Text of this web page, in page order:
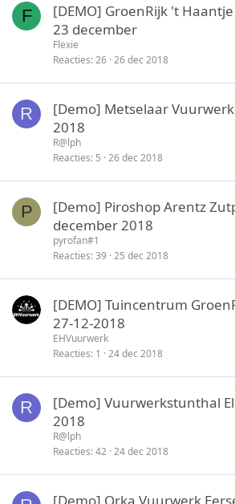
F
[DEMO] GroenRijk 't
23 december
Flexie
Reacties 26 26 dec 2018
R
[Demo] Metselaar
2018
R@lph
Reacties 5 26 dec 2018
P
[Demo] Piroshop Arentz
december 2018
pyrofan#1
Reacties 39 25 dec 2018
[DEMO] Tuincentrum
27-12-2018
EHVuurwerk
Reacties 1 24 dec 2018
R
[Demo] Vuurwerkstunthal
2018
R@lph
Reacties 42 24 dec 2018
[Demo] Orka Vuurwerk